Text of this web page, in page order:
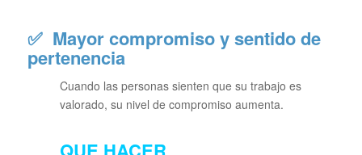
✅ Mayor compromiso y sentido de
pertenencia
Cuando las personas sienten que su trabajo es
valorado, su nivel de compromiso aumenta.